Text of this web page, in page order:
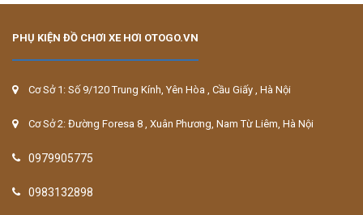
PHỤ KIỆN ĐỒ CHƠI XE HƠI OTOGO.VN
Cơ Sở 1: Số 9/120 Trung Kính, Yên Hòa , Cầu Giấy , Hà Nội
Cơ Sở 2: Đường Foresa 8 , Xuân Phương, Nam Từ Liêm, Hà Nội
0979905775
0983132898